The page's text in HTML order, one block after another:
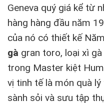
Geneva quý giá kể từ
hàng hàng đầu năm
của nó có thiết kế
gà gran toro, loại xì
trong Master kiệt
vị tinh tế là món quà
sành sỏi và sưu tập